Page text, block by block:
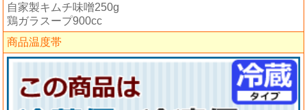
自家製キムチ味噌250g
鶏ガラスープ900cc
商品温度帯